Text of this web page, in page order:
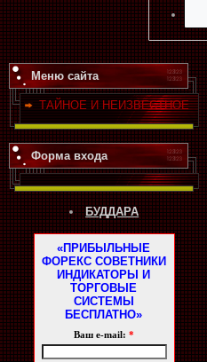
Меню сайта
ТАЙНОЕ И НЕИЗВЕСТНОЕ
Форма входа
БУДДАРА
«ПРИБЫЛЬНЫЕ
ФОРЕКС СОВЕТНИКИ
ИНДИКАТОРЫ И
ТОРГОВЫЕ
СИСТЕМЫ
БЕСПЛАТНО»
Ваш e-mail: *